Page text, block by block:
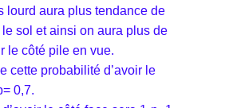
lourd aura plus tendance de
sol et ainsi on aura plus de
le côté pile en vue.
cette probabilité d’avoir le
0,7.